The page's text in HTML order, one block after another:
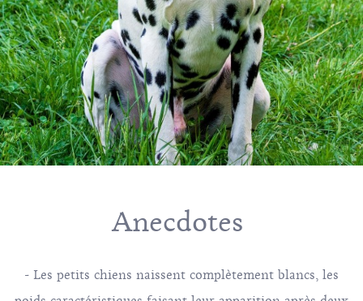
Anecdotes
- Les petits chiens naissent complètement blancs, les